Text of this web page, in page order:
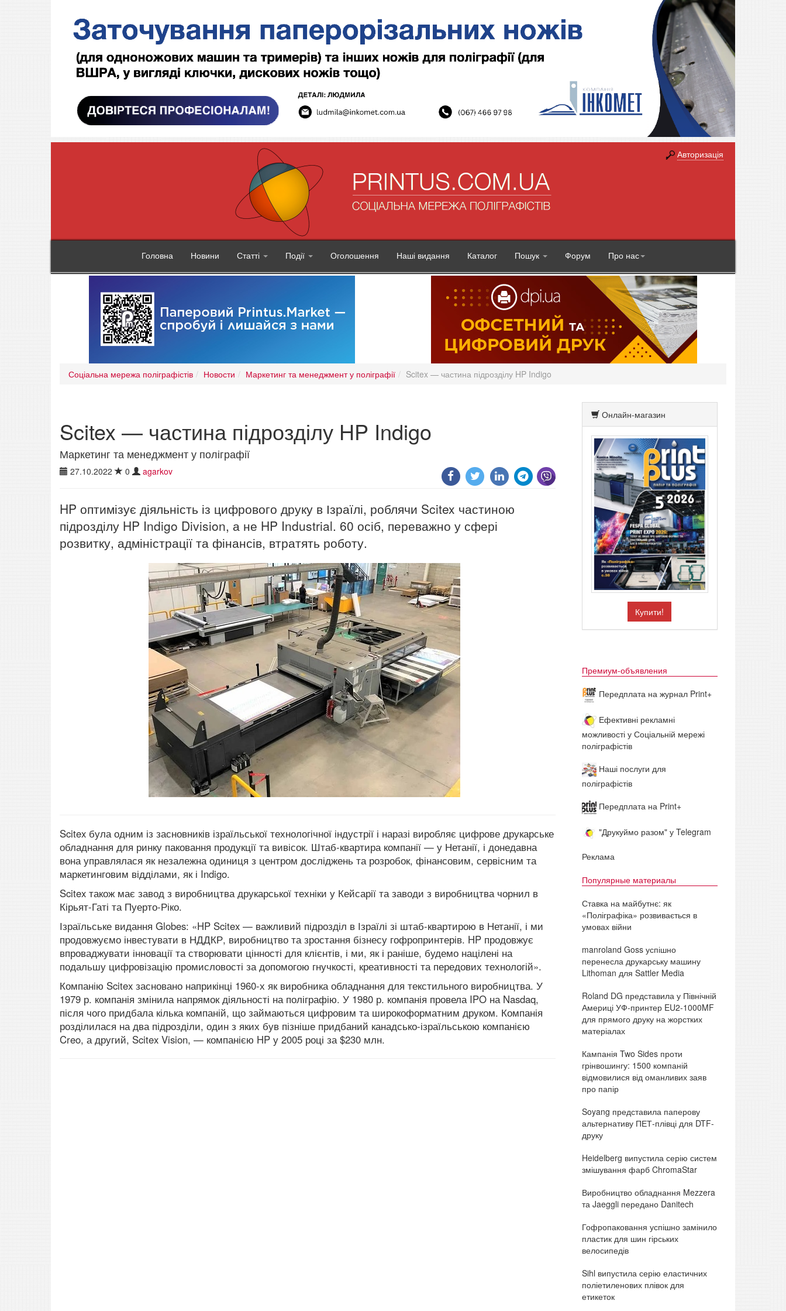
Авторизація
Головна Новини Статті Події Оголошення Наші видання Каталог Пошук Форум Про нас
Соціальна мережа поліграфістів Новости Маркетинг та менеджмент у поліграфії Scitex — частина підрозділу HP Indigo
Scitex — частина підрозділу HP Indigo
Маркетинг та менеджмент у поліграфії
27.10.2022 0 agarkov
HP оптимізує діяльність із цифрового друку в Ізраїлі, роблячи Scitex частиною
підрозділу HP Indigo Division, а не HP Industrial. 60 осіб, переважно у сфері
розвитку, адміністрації та фінансів, втратять роботу.
Scitex була одним із засновників ізраїльської технологічної індустрії і наразі виробляє цифрове друкарське
обладнання для ринку паковання продукції та вивісок. Штаб-квартира компанії — у Нетанії, і донедавна
вона управлялася як незалежна одиниця з центром досліджень та розробок, фінансовим, сервісним та
маркетинговим відділами, як і Indigo.
Scitex також має завод з виробництва друкарської техніки у Кейсарії та заводи з виробництва чорнил в
Кірьят-Гаті та Пуерто-Ріко.
Ізраїльське видання Globes: «HP Scitex — важливий підрозділ в Ізраїлі зі штаб-квартирою в Нетанії, і ми
продовжуємо інвестувати в НДДКР, виробництво та зростання бізнесу гофропринтерів. HP продовжує
впроваджувати інновації та створювати цінності для клієнтів, і ми, як і раніше, будемо націлені на
подальшу цифровізацію промисловості за допомогою гнучкості, креативності та передових технологій».
Компанію Scitex засновано наприкінці 1960-х як виробника обладнання для текстильного виробництва. У
1979 р. компанія змінила напрямок діяльності на поліграфію. У 1980 р. компанія провела IPO на Nasdaq,
після чого придбала кілька компаній, що займаються цифровим та широкоформатним друком. Компанія
розділилася на два підрозділи, один з яких був пізніше придбаний канадсько-ізраїльською компанією
Creo, а другий, Scitex Vision, — компанією HP у 2005 році за $230 млн.
Онлайн-магазин
Купити!
Премиум-объявления
Передплата на журнал Print+
Ефективні рекламні
можливості у Соціальній мережі
поліграфістів
Наші послуги для
поліграфістів
Передплата на Print+
"Друкуймо разом" у Telegram
Реклама
Популярные материалы
Ставка на майбутнє: як
«Поліграфіка» розвивається в
умовах війни
manroland Goss успішно
перенесла друкарську машину
Lithoman для Sattler Media
Roland DG представила у Північній
Америці УФ-принтер EU2-1000MF
для прямого друку на жорстких
матеріалах
Кампанія Two Sides проти
грінвошингу: 1500 компаній
відмовилися від оманливих заяв
про папір
Soyang представила паперову
альтернативу ПЕТ-плівці для DTF-
друку
Heidelberg випустила серію систем
змішування фарб ChromaStar
Виробництво обладнання Mezzera
та Jaeggli передано Danitech
Гофропаковання успішно замінило
пластик для шин гірських
велосипедів
Sihl випустила серію еластичних
поліетиленових плівок для
етикеток